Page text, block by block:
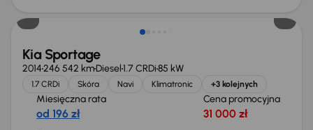
Kia Sportage
2014246 542 kmDiesel1.7 CRDi85 kW
1.7 CRDi Skóra Navi Klimatronic +3 kolejnych
Miesięczna rata
od 196 zł
Cena promocyjna
31 000 zł